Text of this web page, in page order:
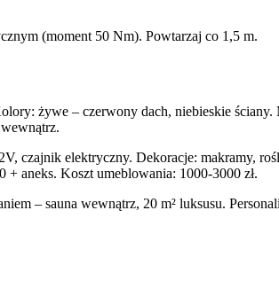
(moment 50 Nm). Powtarzaj co 1,5 m.
żywe – czerwony dach, niebieskie ściany.
czajnik elektryczny. Dekoracje: makramy,
aneks. Koszt umeblowania: 1000-3000 zł.
– sauna wewnątrz, 20 m² luksusu.